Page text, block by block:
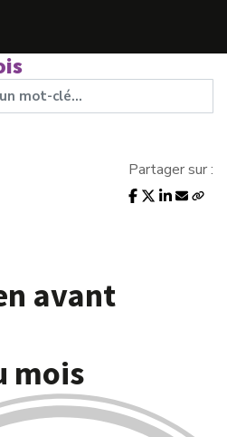
Partager sur :
avant
mois